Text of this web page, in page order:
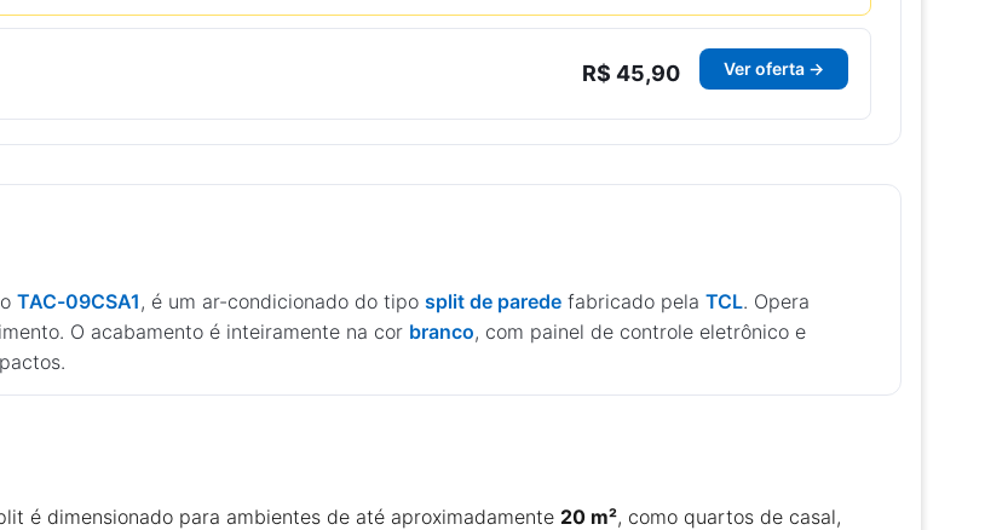
R$ 45,90 Ver oferta →
TAC-09CSA1 , é um ar-condicionado do tipo split de parede fabricado pela TCL. Opera
O acabamento é inteiramente na cor branco, com painel de controle eletrônico e
é dimensionado para ambientes de até aproximadamente 20 m², como quartos de casal,